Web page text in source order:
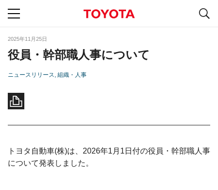
2025年11月25日
役員・幹部職人事について
ニュースリリース 組織・人事
トヨタ自動車(株)は、2026年1月1日付の役員・幹部職人事
について発表しました。